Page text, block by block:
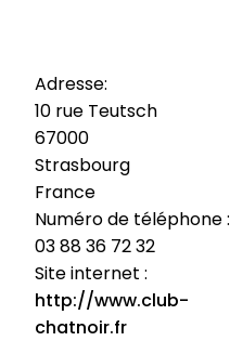
Adresse:
10 rue Teutsch
67000
Strasbourg
France
Numéro de téléphone :
03 88 36 72 32
Site internet :
http://www.club-
chatnoir.fr